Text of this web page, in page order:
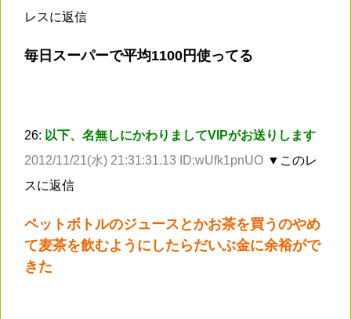
レスに返信
毎日スーパーで平均1100円使ってる
26: 以下、名無しにかわりましてVIPがお送りします
2012/11/21(水) 21:31:31.13 ID:wUfk1pnUO ▼このレ
スに返信
ペットボトルのジュースとかお茶を買うのやめ
て麦茶を飲むようにしたらだいぶ金に余裕がで
きた